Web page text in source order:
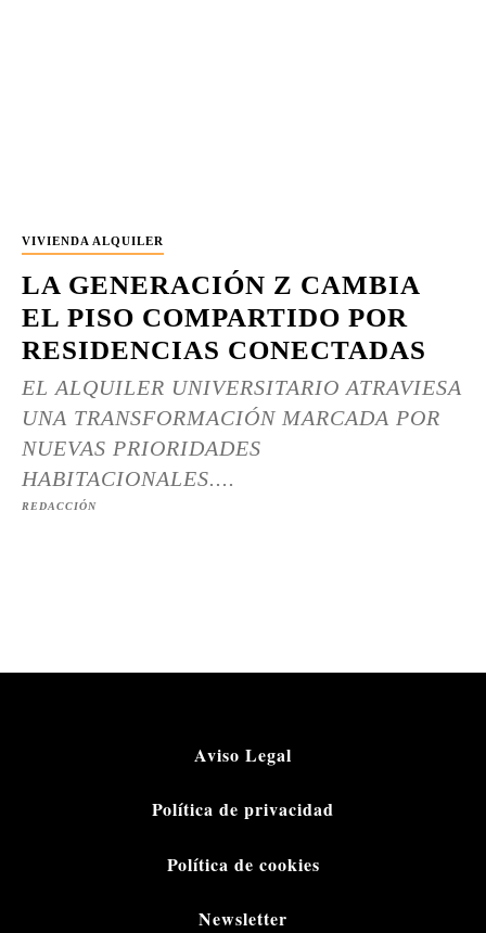
VIVIENDA ALQUILER
LA GENERACIÓN Z CAMBIA
EL PISO COMPARTIDO POR
RESIDENCIAS CONECTADAS
EL ALQUILER UNIVERSITARIO ATRAVIESA
UNA TRANSFORMACIÓN MARCADA POR
NUEVAS PRIORIDADES
HABITACIONALES....
REDACCIÓN
Aviso Legal
Política de privacidad
Política de cookies
Newsletter